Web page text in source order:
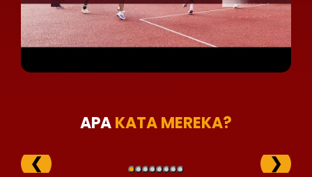
APAKATA MEREKA?
❮ ❯